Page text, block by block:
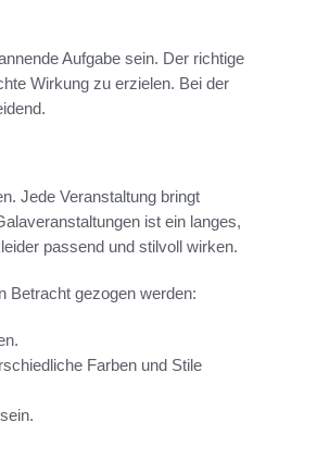
Aufgabe sein. Der richtige
Wirkung zu erzielen. Bei der
Jede Veranstaltung bringt
ist ein langes,
passend und stilvoll wirken.
Betracht gezogen werden:
Farben und Stile